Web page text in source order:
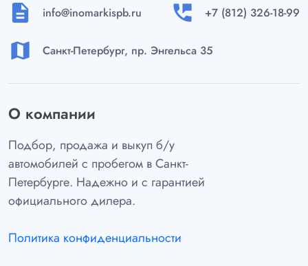
description info@inomarkispb.ru perm_phone_msg +7 (812) 326-18-99
map Санкт-Петербург, пр. Энгельса 35
О компании
Подбор, продажа и выкуп б/у
автомобилей с пробегом в Санкт-
Петербурге. Надежно и с гарантией
официального дилера.
Политика конфиденциальности